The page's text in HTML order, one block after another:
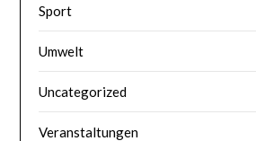
Sport
Umwelt
Uncategorized
Veranstaltungen